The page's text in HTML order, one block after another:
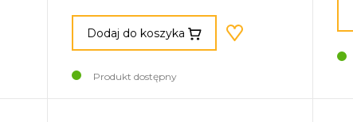
Dodaj do koszyka
Produkt dostępny